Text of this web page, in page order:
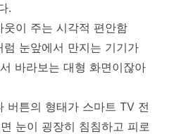
.
이 주는 시각적 편안함
눈앞에서 만지는 기기가
바라보는 대형 화면이잖아
버튼의 형태가 스마트 TV 전
눈이 굉장히 침침하고 피로